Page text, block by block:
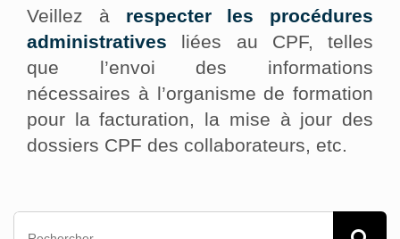
Veillez à respecter les procédures
administratives liées au CPF, telles
que l’envoi des informations
nécessaires à l’organisme de formation
pour la facturation, la mise à jour des
dossiers CPF des collaborateurs, etc.